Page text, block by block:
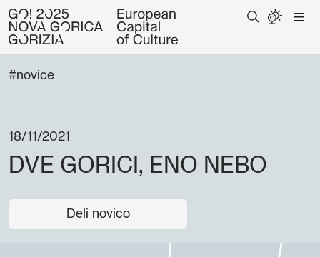
#novice
18/11/2021
DVE GORICI, ENO NEBO
Deli novico